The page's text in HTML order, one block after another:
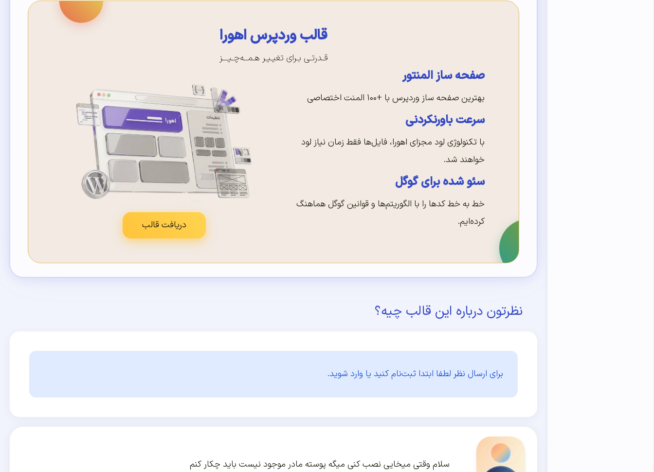
قالب وردپرس اهورا
قـدرتـی بـرای تغیـیـر هـمــه‌چـیـــز
صفحه ساز المنتور
بهترین صفحه ساز وردپرس با +۱۰۰ المنت اختصاصی
سرعت باورنکردنی
با تکنولوژی لود مجزای اهورا، فایل‌ها فقط زمان نیاز لود
خواهند شد.
سئو شده برای گوگل
خط به خط کدها را با الگوریتم‌ها و قوانین گوگل هماهنگ
کرده‌ایم.
دریافت قالب
نظرتون درباره این قالب چیه؟
برای ارسال نظر لطفا ابتدا ثبت‌نام کنید یا وارد شوید.
سلام وقتی میخایی نصب کنی میگه پوسته مادر موجود نیست باید چکار کنم